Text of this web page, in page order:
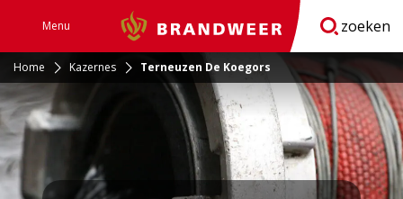
Menu Brandweer zoeken
Home Kazernes Terneuzen De Koegors